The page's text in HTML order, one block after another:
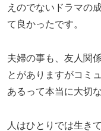
えのでないドラマの
て良かったです。
夫婦の事も、友人関
とがありますがコミ
あるって本当に大切
人はひとりでは生き